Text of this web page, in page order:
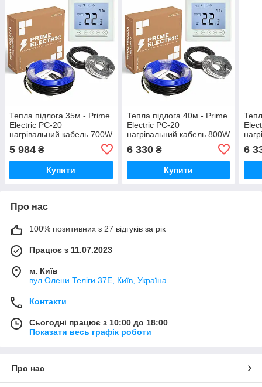
Тепла підлога 35м - Prime
Electric PC-20
нагрівальний кабель 700W
програмованим WiFi
терморегулятором білим
5 984 ₴
Купити
Тепла підлога 40м - Prime
Electric PC-20
нагрівальний кабель 800W
програмованим WiFi
терморегулятором білим
6 330₴
Купити
6
Про нас
100% позитивних з 27 відгуків за рік
Працює з 11.07.2023
м. Київ
вул.Олени Теліги 37Е, Київ, Україна
Контакти
Сьогодні працює з 10:00 до 18:00
Показати весь графік роботи
Про нас